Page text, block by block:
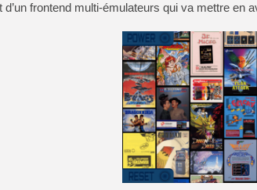
d’un frontend multi-émulateurs qui va mettre en